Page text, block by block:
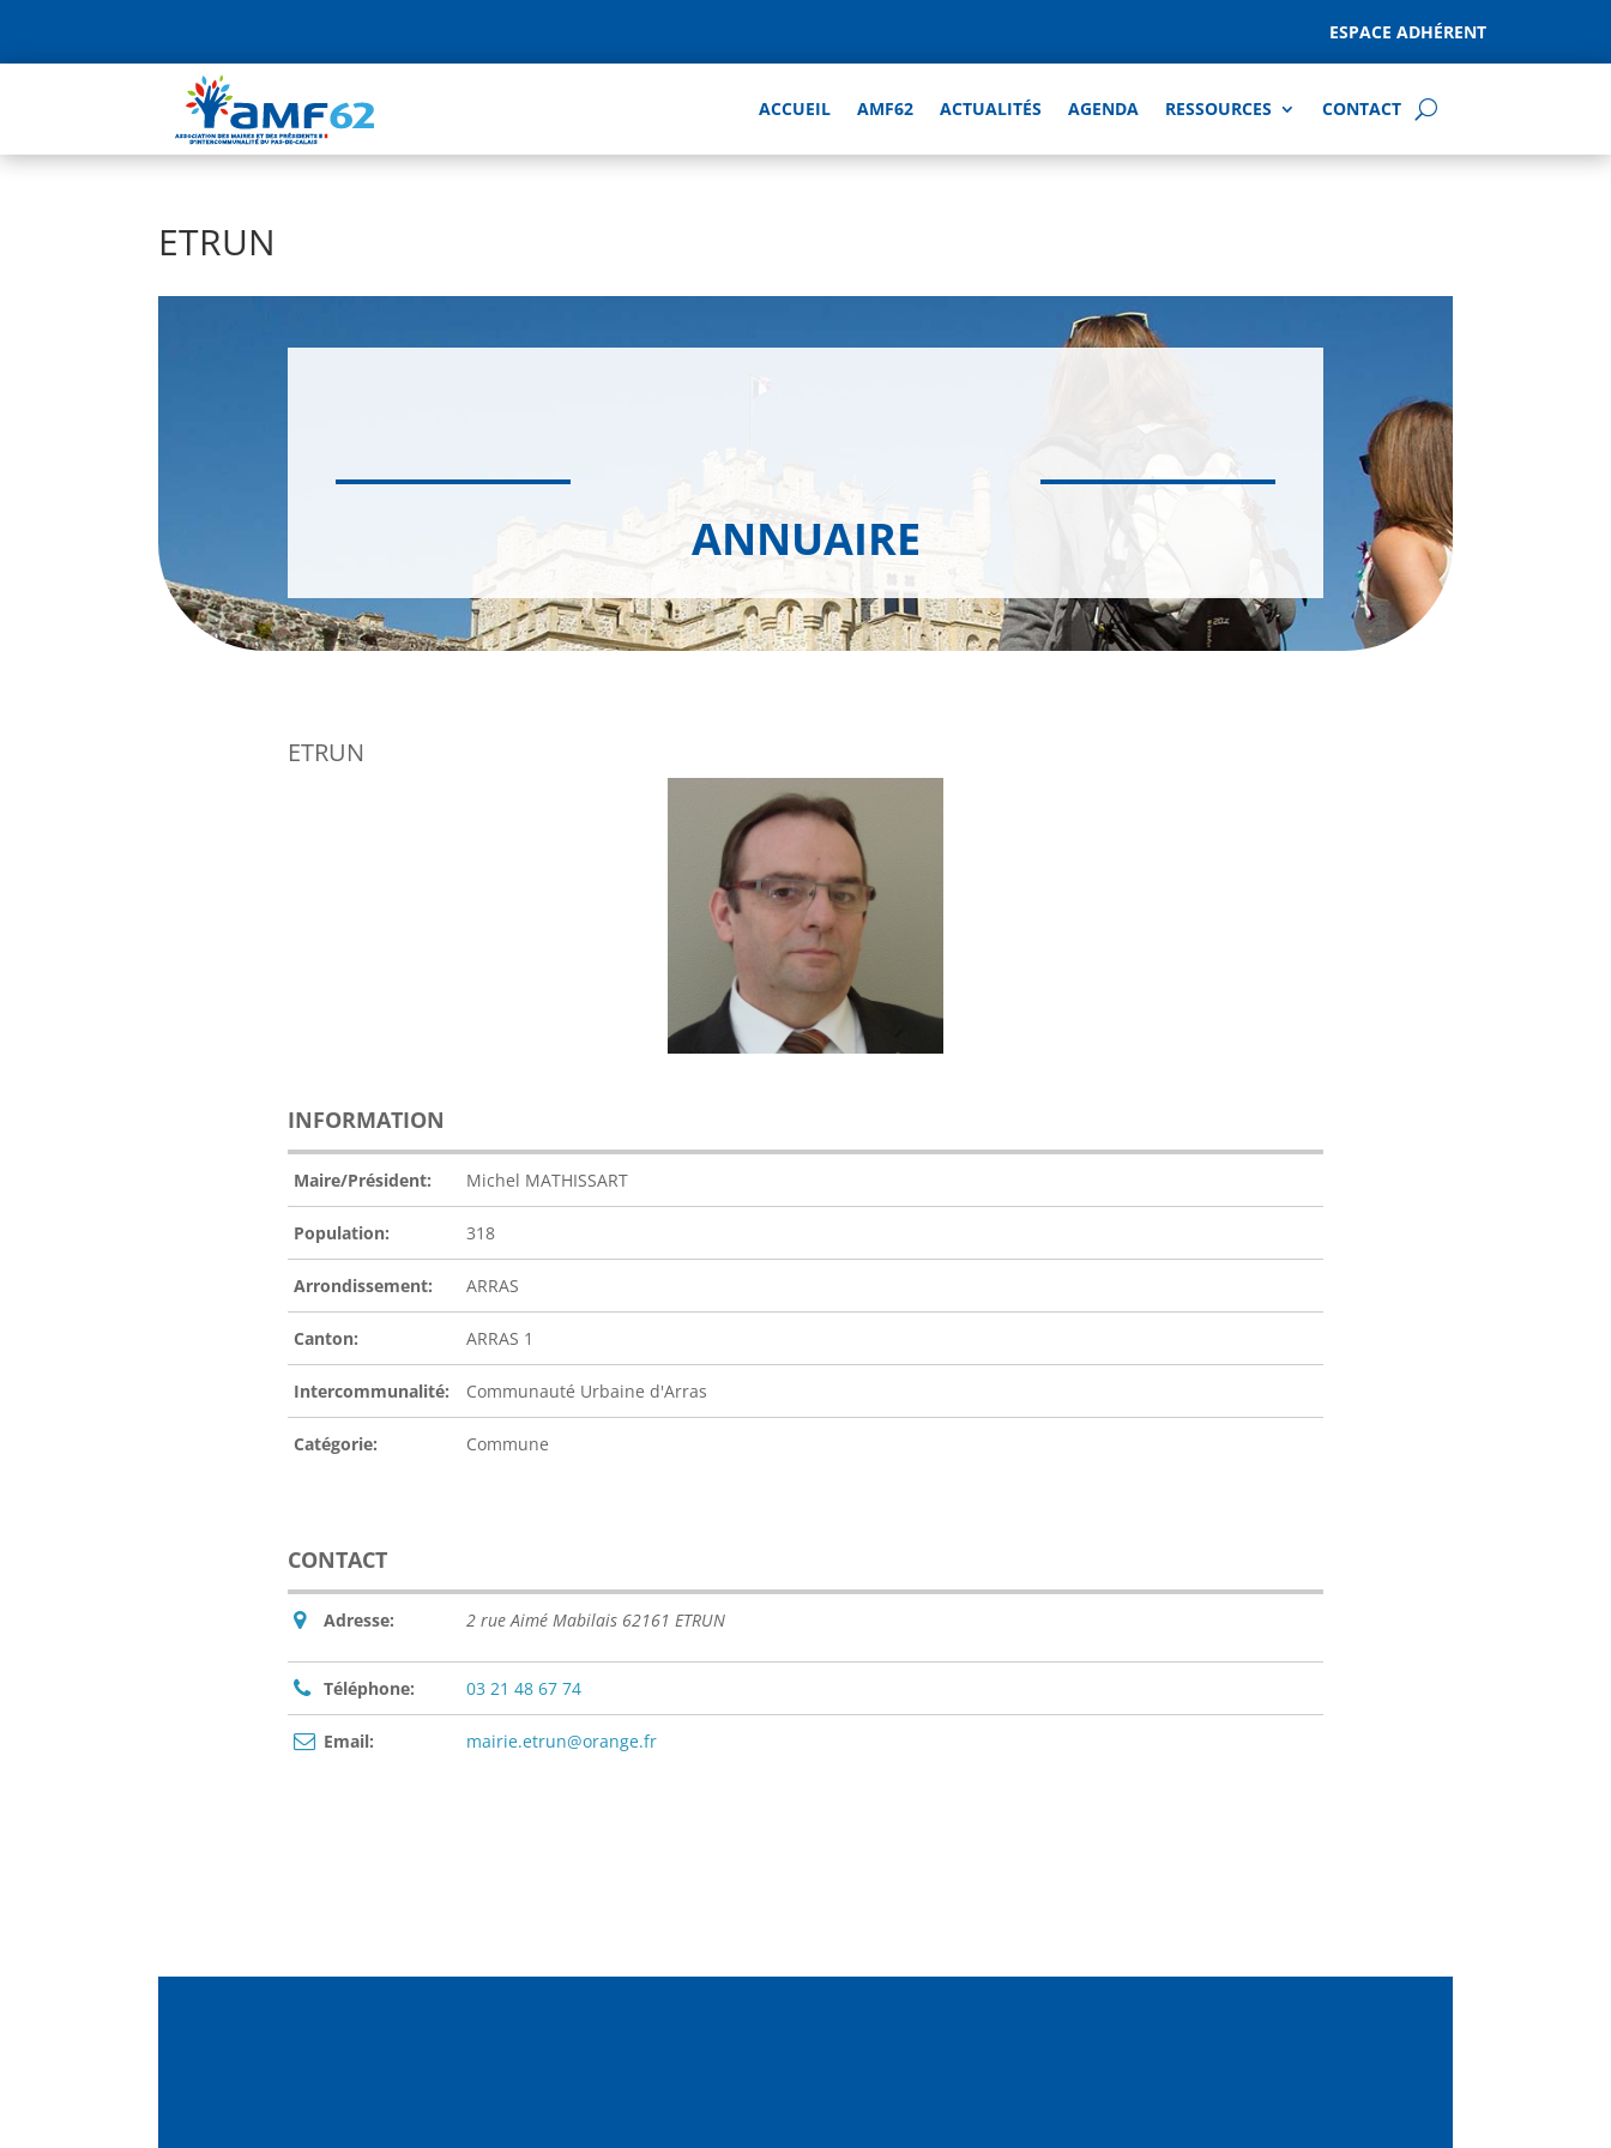
ESPACE ADHÉRENT
ACCUEIL AMF62 ACTUALITÉS AGENDA RESSOURCES CONTACT
ETRUN
ANNUAIRE
ETRUN
INFORMATION
Maire/Président: Michel MATHISSART
Population: 318
Arrondissement: ARRAS
Canton: ARRAS 1
Intercommunalité: Communauté Urbaine d'Arras
Catégorie: Commune
CONTACT
Adresse: 2 rue Aimé Mabilais 62161 ETRUN
Téléphone: 03 21 48 67 74
Email: mairie.etrun@orange.fr